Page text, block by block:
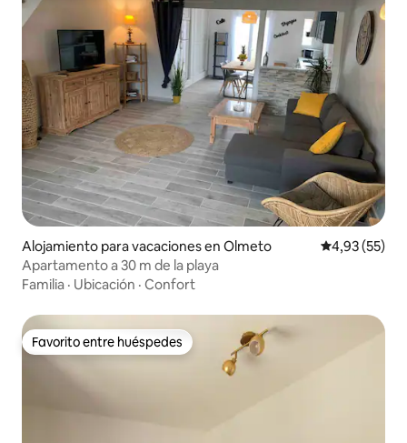
Alojamiento para vacaciones en Olmeto Calificación
4,93 (55)
Apartamento a 30 m de la playa
Familia · Ubicación · Confort
Favorito entre huéspedes
Favorito entre huéspedes